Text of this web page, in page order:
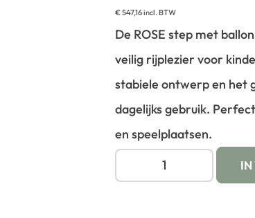
€547,16incl. BTW
De ROSE step met
veilig rijplezier voor
stabiele ontwerp en het
dagelijks gebruik.
en speelplaatsen.
IN